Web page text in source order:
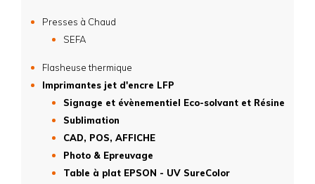
Presses à Chaud
SEFA
Flasheuse thermique
Imprimantes jet d'encre LFP
Signage et évènementiel Eco-solvant et Résine
Sublimation
CAD, POS, AFFICHE
Photo & Epreuvage
Table à plat EPSON - UV SureColor